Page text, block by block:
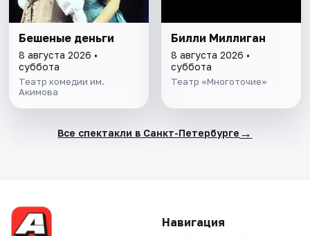
Бешеные деньги
8 августа 2026 •
суббота
Театр комедии им.
Акимова
Билли Миллиган
8 августа 2026 •
суббота
Театр «Многоточие»
Все спектакли в Санкт-Петербурге →
Навигация